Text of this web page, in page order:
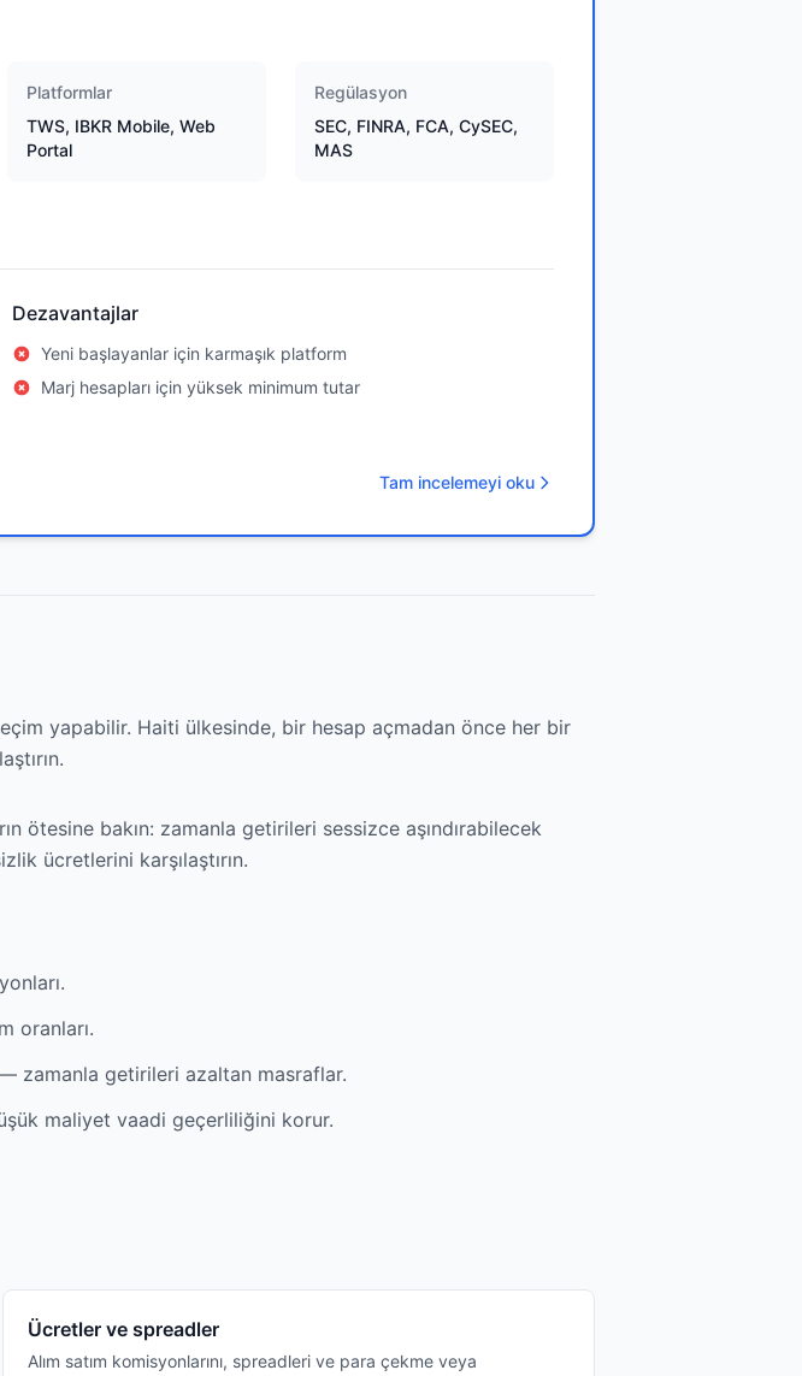
Platformlar
TWS, IBKR Mobile, Web
Portal
Regülasyon
SEC, FINRA, FCA, CySEC,
MAS
Dezavantajlar
Yeni başlayanlar için karmaşık platform
Marj hesapları için yüksek minimum tutar
Tam incelemeyi oku
yapabilir. Haiti ülkesinde, bir hesap açmadan önce her bir
ötesine bakın: zamanla getirileri sessizce aşındırabilecek
ücretlerini karşılaştırın.
oranları.
zamanla getirileri azaltan masraflar.
maliyet vaadi geçerliliğini korur.
Ücretler ve spreadler
Alım satım komisyonlarını, spreadleri ve para çekme veya